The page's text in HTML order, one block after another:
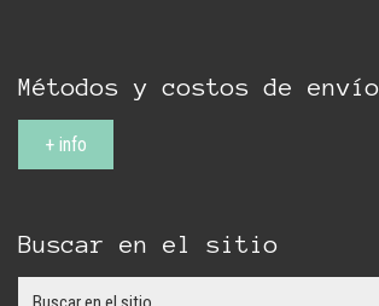
Métodos y costos de envío
+ info
Buscar en el sitio